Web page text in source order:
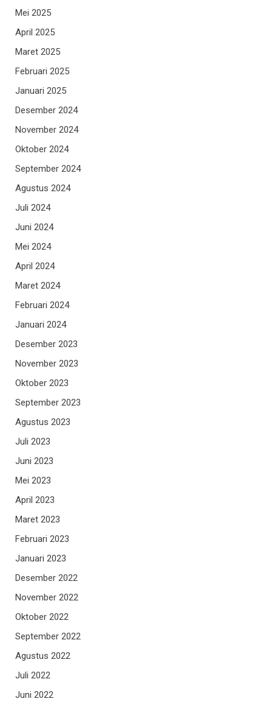
Mei 2025
April 2025
Maret 2025
Februari 2025
Januari 2025
Desember 2024
November 2024
Oktober 2024
September 2024
Agustus 2024
Juli 2024
Juni 2024
Mei 2024
April 2024
Maret 2024
Februari 2024
Januari 2024
Desember 2023
November 2023
Oktober 2023
September 2023
Agustus 2023
Juli 2023
Juni 2023
Mei 2023
April 2023
Maret 2023
Februari 2023
Januari 2023
Desember 2022
November 2022
Oktober 2022
September 2022
Agustus 2022
Juli 2022
Juni 2022